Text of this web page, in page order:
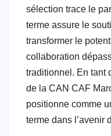
sélection trace le
terme assure le
transformer le
collaboration
traditionnel. En tant
de la CAN CAF
positionne comme
terme dans l’avenir